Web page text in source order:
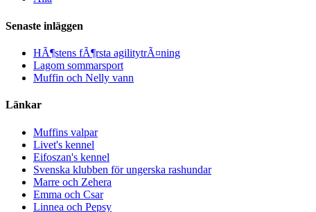
Senaste inläggen
HÃ¶stens fÃ¶rsta agilitytrÃ¤ning
Lagom sommarsport
Muffin och Nelly vann
Länkar
Muffins valpar
Livet's kennel
Eifoszan's kennel
Svenska klubben för ungerska rashundar
Marre och Zehera
Emma och Csar
Linnea och Pepsy